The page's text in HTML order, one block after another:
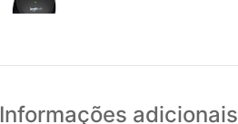
Informações adicionais